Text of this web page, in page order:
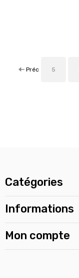
Préc 5
Catégories
Informations
Mon compte